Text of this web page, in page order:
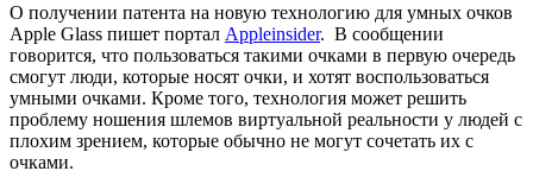
О получении патента на новую технологию для умных очков
Apple Glass пишет портал Appleinsider. В сообщении
говорится, что пользоваться такими очками в первую очередь
смогут люди, которые носят очки, и хотят воспользоваться
умными очками. Кроме того, технология может решить
проблему ношения шлемов виртуальной реальности у людей с
плохим зрением, которые обычно не могут сочетать их с
очками.